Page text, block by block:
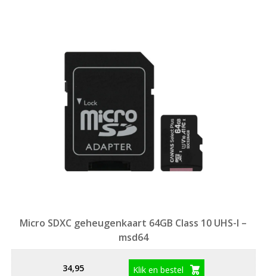
Micro SDXC geheugenkaart 64GB Class 10 UHS-I –
msd64
34,95 Klik en bestel